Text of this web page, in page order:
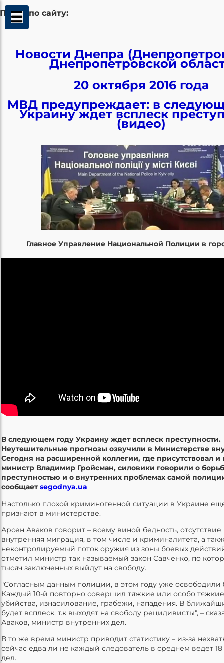
Поиск по сайту:
Новости Днепра
Днепропетровской
20 октября 2016 года
МВД предупреждает: в
Украину ждет всплеск
(видео)
Главное Управление Национальной Полиции в
В следующем году Украину ждет всплеск преступности.
Неутешительные прогнозы озвучили в Министерстве
Сегодня на расширенной коллегии, где присутствовал и
министр Владимир Гройсман, силовики говорили о
преступностью и о внутренних проблемах самой
сообщаетsegodnya.ua
Настолько плохой криминогенной ситуации в Украине
признают в министерстве.
Арсен Аваков говорит – всему виной бедность, отсутствие
внутренняя миграция, в том числе и криминалитета, а
неконтролируемый поток оружия из зоны боевых
отметил министр так называемый закон Савченко, по
тысяч заключенных выйдут на свободу.
"Согласным данным полиции, в этом году уже освободили
Каждый 10-й повторно совершил тяжкие или особо
убийства, изнасилование, грабежи, нападения. В
будет всплеск, т.к выходят на свободу рецидивисты", –
Аваков, министр внутренних дел.
В то же время министр приводит статистику – из-за
сейчас едва ли не каждый следователь в среднем ведет
дел.